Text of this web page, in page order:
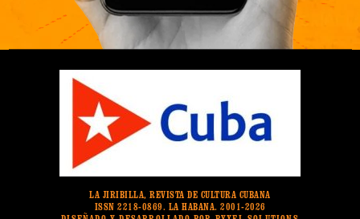
LA JIRIBILLA, REVISTA DE CULTURA CUBANA
ISSN 2218-0869. LA HABANA. 2001-2026